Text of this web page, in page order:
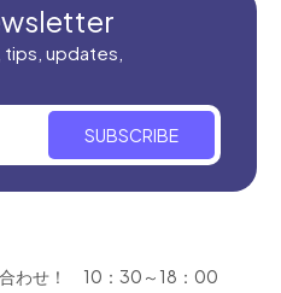
updates,
SUBSCRIBE
合わせ！ 10：30～18：00